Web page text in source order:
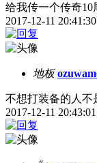
给我传一个传奇10
2017-12-11 20:41:30
地板
不想打装备的人不
2017-12-11 20:43:01